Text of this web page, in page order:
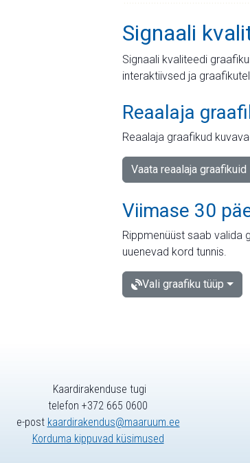
Signaali
Signaali kvaliteedi
interaktiivsed ja
Reaalaja
Reaalaja graafikud
Vaata reaalaja graafikuid
Viimase 30
Rippmenüüst saab valida
uuenevad kord tunnis.
Vali graafiku tüüp
Kaardirakenduse tugi
telefon +372 665 0600
e-post kaardirakendus@maaruum.ee
Korduma kippuvad küsimused